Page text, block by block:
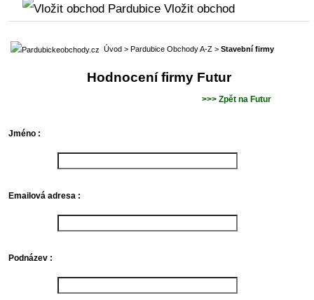
Vložit obchod
Úvod >Pardubice Obchody A-Z >Stavební firmy
Hodnocení firmy Futur
>>> Zpět na Futur
Jméno :
Emailová adresa :
Podnázev :